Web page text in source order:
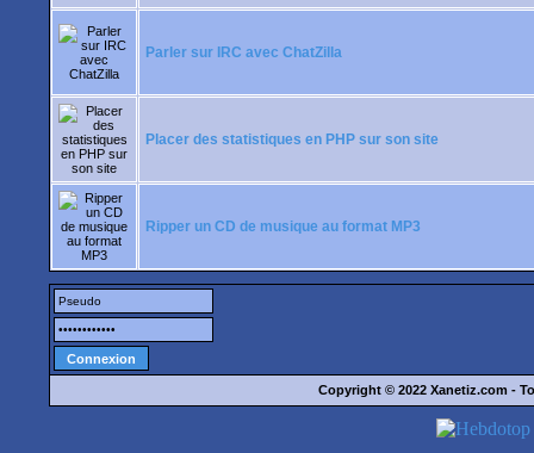
Parler sur IRC avec ChatZilla
Placer des statistiques en PHP sur son site
Ripper un CD de musique au format MP3
Copyright © 2022 Xanetiz.com -